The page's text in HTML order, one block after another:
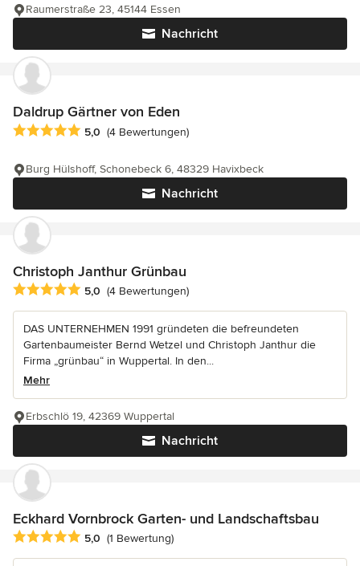
Nachricht
Raumerstraße 23, 45144 Essen
Daldrup Gärtner von Eden
Durchschnittliche Bewertung: 5 von 5 Sternen
5,0 (4 Bewertungen)
Nachricht
Burg Hülshoff, Schonebeck 6, 48329 Havixbeck
Christoph Janthur Grünbau
Durchschnittliche Bewertung: 5 von 5 Sternen
5,0 (4 Bewertungen)
DAS UNTERNEHMEN 1991 gründeten die befreundeten
Gartenbaumeister Bernd Wetzel und Christoph Janthur die
Firma „grünbau“ in Wuppertal. In den...
Mehr
Nachricht
Erbschlö 19, 42369 Wuppertal
Eckhard Vornbrock Garten- und Landschaftsbau
Durchschnittliche Bewertung: 5 von 5 Sternen
5,0 (1 Bewertung)